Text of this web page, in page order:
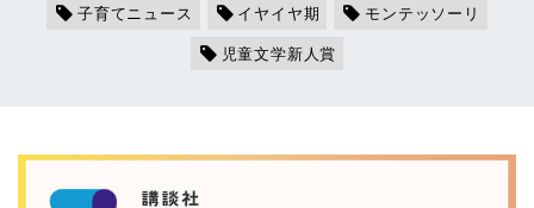
子育てニュース
イヤイヤ期
モンテッソーリ
児童文学新人賞